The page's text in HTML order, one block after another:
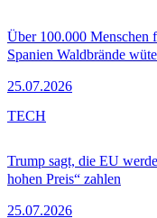
Über 100.000 Menschen
Spanien Waldbrände
25.07.2026
Trump sagt, die EU
hohen Preis“ zahlen
25.07.2026
TECH